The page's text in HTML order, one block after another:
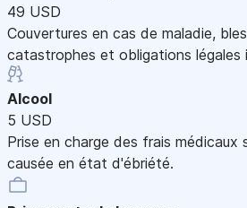
49 USD
Couvertures en cas de maladie,
catastrophes et obligations légales
Alcool
5 USD
Prise en charge des frais médicaux
causée en état d'ébriété.